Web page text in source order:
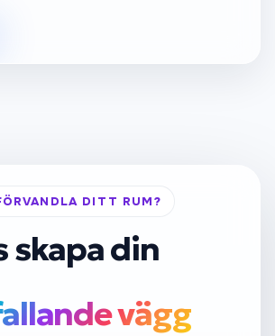
DITT RUM?
skapa din
vägg